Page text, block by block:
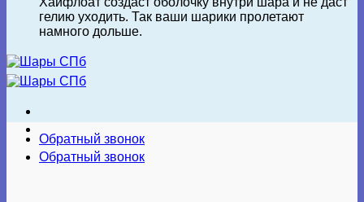
гелию уходить. Так ваши шарики пролетают
намного дольше.
Обратный звонок
Обратный звонок